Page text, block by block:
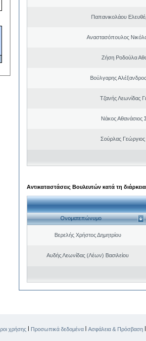
Παπανικολάου
Αναστασόπουλος
Ζήση Ροδούλα
Βούλγαρης
Τζανής Λεωνίδας
Νάκος Αθανάσιος
Σούρλας
Αντικαταστάσεις Βουλευτών κατά τη
Ονοματεπώνυμο
Βερελής Χρήστος Δημητρίου
Αυδής Λεωνίδας (Λέων) Βασιλείου
χρήσης | Προσωπικά δεδομένα | Ασφάλεια & Πρόσβαση